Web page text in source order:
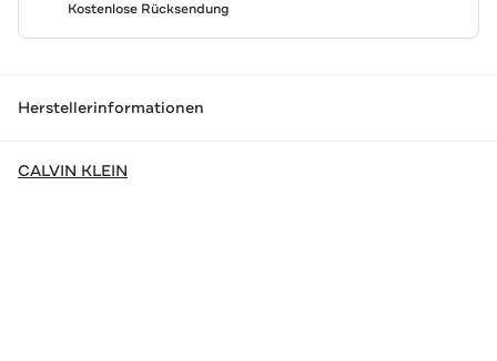
Kostenlose Rücksendung
Herstellerinformationen
CALVIN KLEIN